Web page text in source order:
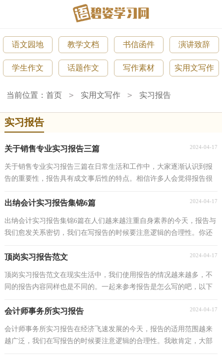
语文园地 教学文档 书信函件 演讲致辞
学生作文 话题作文 写作素材 实用文写作
当前位置：首页 > 实用文写作 > 实习报告
实习报告
关于销售专业实习报告三篇 2024-04-17
关于销售专业实习报告三篇在日常生活和工作中，大家逐渐认识到报
告的重要性，报告具有成文事后性的特点。相信许多人会觉得报告很
出纳会计实习报告集锦6篇 2024-04-17
出纳会计实习报告集锦6篇在人们越来越注重自身素养的今天，报告与
我们愈发关系密切，我们在写报告的时候要注意逻辑的合理性。你还
顶岗实习报告范文 2024-04-17
顶岗实习报告范文在现实生活中，我们使用报告的情况越来越多，不
同的报告内容同样也是不同的。一起来参考报告是怎么写的吧，以下
会计师事务所实习报告 2024-04-17
会计师事务所实习报告在经济飞速发展的今天，报告的适用范围越来
越广泛，我们在写报告的时候要注意逻辑的合理性。我敢肯定，大部